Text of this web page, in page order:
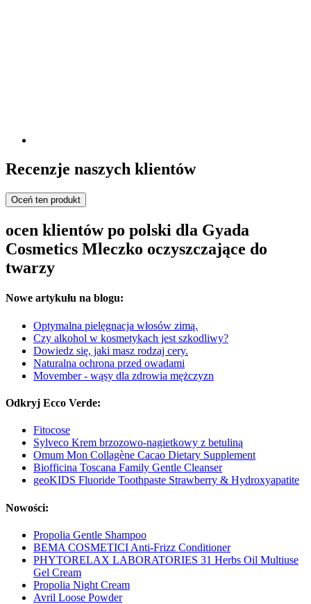
Recenzje naszych klientów
Oceń ten produkt
ocen klientów po polski dla Gyada
Cosmetics Mleczko oczyszczające do
twarzy
Nowe artykułu na blogu:
Optymalna pielęgnacja włosów zimą.
Czy alkohol w kosmetykach jest szkodliwy?
Dowiedz się, jaki masz rodzaj cery.
Naturalna ochrona przed owadami
Movember - wąsy dla zdrowia mężczyzn
Odkryj Ecco Verde:
Fitocose
Sylveco Krem brzozowo-nagietkowy z betuliną
Omum Mon Collagène Cacao Dietary Supplement
Biofficina Toscana Family Gentle Cleanser
geoKIDS Fluoride Toothpaste Strawberry & Hydroxyapatite
Nowości:
Propolia Gentle Shampoo
BEMA COSMETICI Anti-Frizz Conditioner
PHYTORELAX LABORATORIES 31 Herbs Oil Multiuse
Gel Cream
Propolia Night Cream
Avril Loose Powder